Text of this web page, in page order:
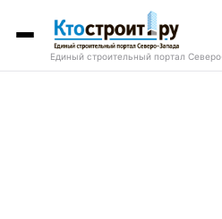
Единый строительный портал